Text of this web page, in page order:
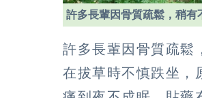
許多長輩因骨質疏鬆，稍有
許多長輩因骨質疏鬆
在拔草時不慎跌坐，